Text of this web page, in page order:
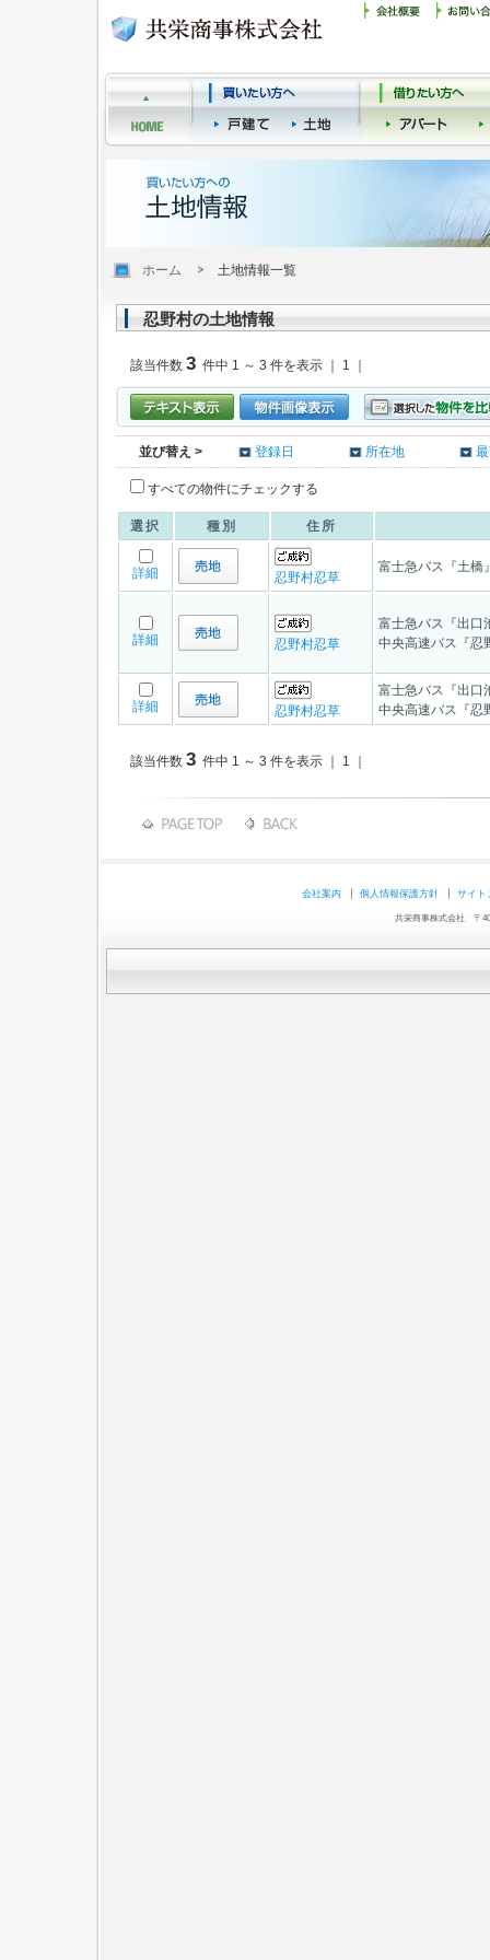
ホーム 土地情報一覧
忍野村の土地情報
該当件数 3 件中 1 ～ 3 件を表示 ｜ 1 ｜
並び替え > 登録日 所在地
すべての物件にチェックする
選択 種別 住所
詳細 忍野村忍草
富士急バス『土橋
詳細 忍野村忍草
富士急バス『出口
中央高速バス『忍
詳細 忍野村忍草
富士急バス『出口
中央高速バス『忍
該当件数 3 件中 1 ～ 3 件を表示 ｜ 1 ｜
会社案内 個人情報保護方針 サイト
共栄商事株式会社 〒